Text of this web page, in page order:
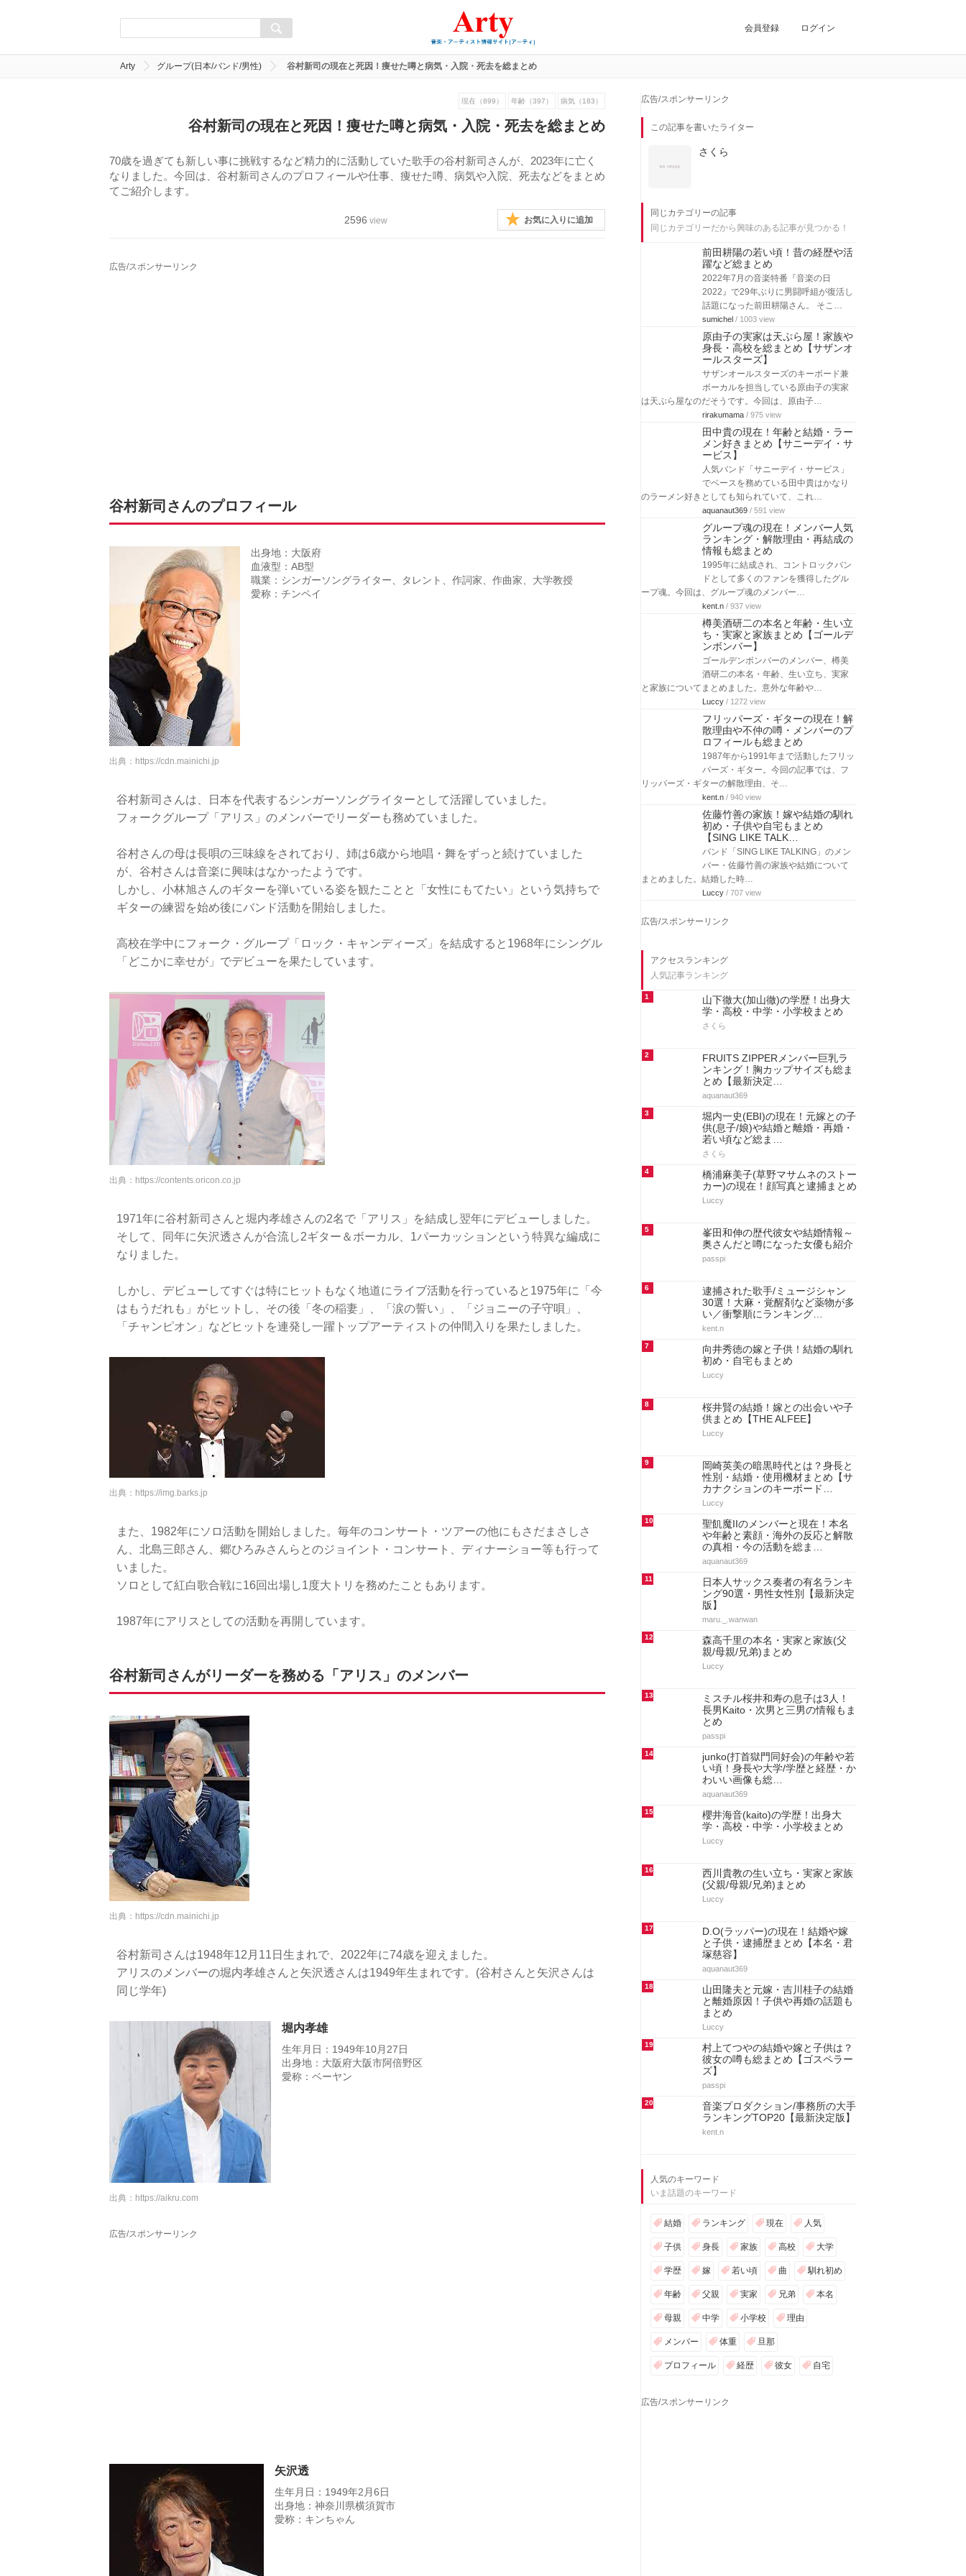
会員登録 ログイン
Arty グループ(日本/バンド/男性) 谷村新司の現在と死因！痩せた噂と病気・入院・死去を総まとめ
現在（899） 年齢（397） 病気（183）
谷村新司の現在と死因！痩せた噂と病気・入院・死去を総まとめ
70歳を過ぎても新しい事に挑戦するなど精力的に活動していた歌手の谷村新司さんが、2023年に亡く
なりました。今回は、谷村新司さんのプロフィールや仕事、痩せた噂、病気や入院、死去などをまとめ
てご紹介します。
2596 view お気に入りに追加
広告/スポンサーリンク
谷村新司さんのプロフィール
出身地：大阪府
血液型：AB型
職業：シンガーソングライター、タレント、作詞家、作曲家、大学教授
愛称：チンペイ
出典： https://cdn.mainichi.jp
谷村新司さんは、日本を代表するシンガーソングライターとして活躍していました。
フォークグループ「アリス」のメンバーでリーダーも務めていました。
谷村さんの母は長唄の三味線をされており、姉は6歳から地唱・舞をずっと続けていました
が、谷村さんは音楽に興味はなかったようです。
しかし、小林旭さんのギターを弾いている姿を観たことと「女性にもてたい」という気持ちで
ギターの練習を始め後にバンド活動を開始しました。
高校在学中にフォーク・グループ「ロック・キャンディーズ」を結成すると1968年にシングル
「どこかに幸せが」でデビューを果たしています。
出典： https://contents.oricon.co.jp
1971年に谷村新司さんと堀内孝雄さんの2名で「アリス」を結成し翌年にデビューしました。
そして、同年に矢沢透さんが合流し2ギター＆ボーカル、1パーカッションという特異な編成に
なりました。
しかし、デビューしてすぐは特にヒットもなく地道にライブ活動を行っていると1975年に「今
はもうだれも」がヒットし、その後「冬の稲妻」、「涙の誓い」、「ジョニーの子守唄」、
「チャンピオン」などヒットを連発し一躍トップアーティストの仲間入りを果たしました。
出典： https://img.barks.jp
また、1982年にソロ活動を開始しました。毎年のコンサート・ツアーの他にもさだまさしさ
ん、北島三郎さん、郷ひろみさんらとのジョイント・コンサート、ディナーショー等も行って
いました。
ソロとして紅白歌合戦に16回出場し1度大トリを務めたこともあります。
1987年にアリスとしての活動を再開しています。
谷村新司さんがリーダーを務める「アリス」のメンバー
出典： https://cdn.mainichi.jp
谷村新司さんは1948年12月11日生まれで、2022年に74歳を迎えました。
アリスのメンバーの堀内孝雄さんと矢沢透さんは1949年生まれです。(谷村さんと矢沢さんは
同じ学年)
堀内孝雄
生年月日：1949年10月27日
出身地：大阪府大阪市阿倍野区
愛称：ベーヤン
出典： https://aikru.com
広告/スポンサーリンク
矢沢透
生年月日：1949年2月6日
出身地：神奈川県横須賀市
愛称：キンちゃん
広告/スポンサーリンク
この記事を書いたライター
さくら
同じカテゴリーの記事
同じカテゴリーだから興味のある記事が見つかる！
前田耕陽の若い頃！昔の経歴や活
躍など総まとめ
2022年7月の音楽特番『音楽の日
2022』で29年ぶりに男闘呼組が復活し
話題になった前田耕陽さん。 そこ…
sumichel / 1003 view
原由子の実家は天ぷら屋！家族や
身長・高校を総まとめ【サザンオ
ールスターズ】
サザンオールスターズのキーボード兼
ボーカルを担当している原由子の実家
は天ぷら屋なのだそうです。今回は、原由子…
rirakumama / 975 view
田中貴の現在！年齢と結婚・ラー
メン好きまとめ【サニーデイ・サ
ービス】
人気バンド「サニーデイ・サービス」
でベースを務めている田中貴はかなり
のラーメン好きとしても知られていて、これ…
aquanaut369 / 591 view
グループ魂の現在！メンバー人気
ランキング・解散理由・再結成の
情報も総まとめ
1995年に結成され、コントロックバン
ドとして多くのファンを獲得したグル
ープ魂。今回は、グループ魂のメンバー…
kent.n / 937 view
樽美酒研二の本名と年齢・生い立
ち・実家と家族まとめ【ゴールデ
ンボンバー】
ゴールデンボンバーのメンバー、樽美
酒研二の本名・年齢、生い立ち、実家
と家族についてまとめました。意外な年齢や…
Luccy / 1272 view
フリッパーズ・ギターの現在！解
散理由や不仲の噂・メンバーのプ
ロフィールも総まとめ
1987年から1991年まで活動したフリッ
パーズ・ギター。今回の記事では、フ
リッパーズ・ギターの解散理由、そ…
kent.n / 940 view
佐藤竹善の家族！嫁や結婚の馴れ
初め・子供や自宅もまとめ
【SING LIKE TALK…
バンド「SING LIKE TALKING」のメン
バー・佐藤竹善の家族や結婚について
まとめました。結婚した時…
Luccy / 707 view
広告/スポンサーリンク
アクセスランキング
人気記事ランキング
1
山下徹大(加山徹)の学歴！出身大
学・高校・中学・小学校まとめ
さくら
2
FRUITS ZIPPERメンバー巨乳ラ
ンキング！胸カップサイズも総ま
とめ【最新決定…
aquanaut369
3
堀内一史(EBI)の現在！元嫁との子
供(息子/娘)や結婚と離婚・再婚・
若い頃など総ま…
さくら
4
橋浦麻美子(草野マサムネのストー
カー)の現在！顔写真と逮捕まとめ
Luccy
5
峯田和伸の歴代彼女や結婚情報～
奥さんだと噂になった女優も紹介
passpi
6
逮捕された歌手/ミュージシャン
30選！大麻・覚醒剤など薬物が多
い／衝撃順にランキング…
kent.n
7
向井秀徳の嫁と子供！結婚の馴れ
初め・自宅もまとめ
Luccy
8
桜井賢の結婚！嫁との出会いや子
供まとめ【THE ALFEE】
Luccy
9
岡崎英美の暗黒時代とは？身長と
性別・結婚・使用機材まとめ【サ
カナクションのキーボード…
Luccy
10
聖飢魔IIのメンバーと現在！本名
や年齢と素顔・海外の反応と解散
の真相・今の活動を総ま…
aquanaut369
11
日本人サックス奏者の有名ランキ
ング90選・男性女性別【最新決定
版】
maru._.wanwan
12
森高千里の本名・実家と家族(父
親/母親/兄弟)まとめ
Luccy
13
ミスチル桜井和寿の息子は3人！
長男Kaito・次男と三男の情報もま
とめ
passpi
14
junko(打首獄門同好会)の年齢や若
い頃！身長や大学/学歴と経歴・か
わいい画像も総…
aquanaut369
15
櫻井海音(kaito)の学歴！出身大
学・高校・中学・小学校まとめ
Luccy
16
西川貴教の生い立ち・実家と家族
(父親/母親/兄弟)まとめ
Luccy
17
D.O(ラッパー)の現在！結婚や嫁
と子供・逮捕歴まとめ【本名・君
塚慈容】
aquanaut369
18
山田隆夫と元嫁・吉川桂子の結婚
と離婚原因！子供や再婚の話題も
まとめ
Luccy
19
村上てつやの結婚や嫁と子供は？
彼女の噂も総まとめ【ゴスペラー
ズ】
passpi
20
音楽プロダクション/事務所の大手
ランキングTOP20【最新決定版】
kent.n
人気のキーワード
いま話題のキーワード
結婚 ランキング 現在 人気
子供 身長 家族 高校 大学
学歴 嫁 若い頃 曲 馴れ初め
年齢 父親 実家 兄弟 本名
母親 中学 小学校 理由
メンバー 体重 旦那
プロフィール 経歴 彼女 自宅
広告/スポンサーリンク